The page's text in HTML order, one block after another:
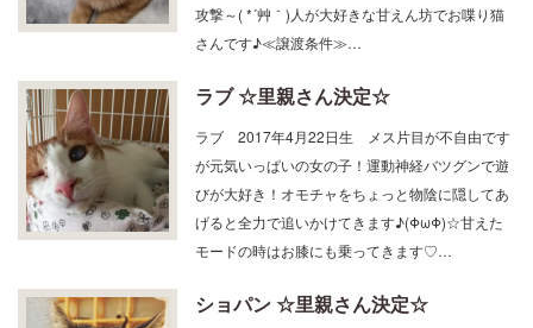
攻撃～( *´艸｀)人が大好きな甘えん坊でお喋り猫
さんです♪≪譲渡条件≫…
ラブ ☆里親さん決定☆
ラブ 2017年4月22日生 メス片目が不自由です
が元気いっぱいの女の子！運動神経バツグンで遊
びが大好き！オモチャをちょっと物陰に隠してあ
げると全力で追いかけてきます♪(ΦωΦ)☆甘えた
モードの時はお膝にも乗ってきます♡…
ショパン ☆里親さん決定☆